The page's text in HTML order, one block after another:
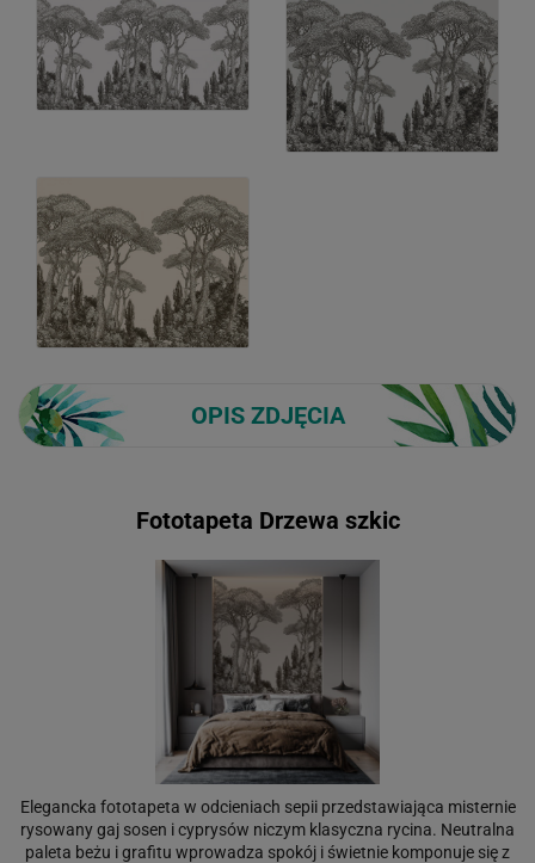
OPIS ZDJĘCIA
Fototapeta Drzewa szkic
Elegancka fototapeta w odcieniach sepii przedstawiająca misternie
rysowany gaj sosen i cyprysów niczym klasyczna rycina. Neutralna
paleta beżu i grafitu wprowadza spokój i świetnie komponuje się z